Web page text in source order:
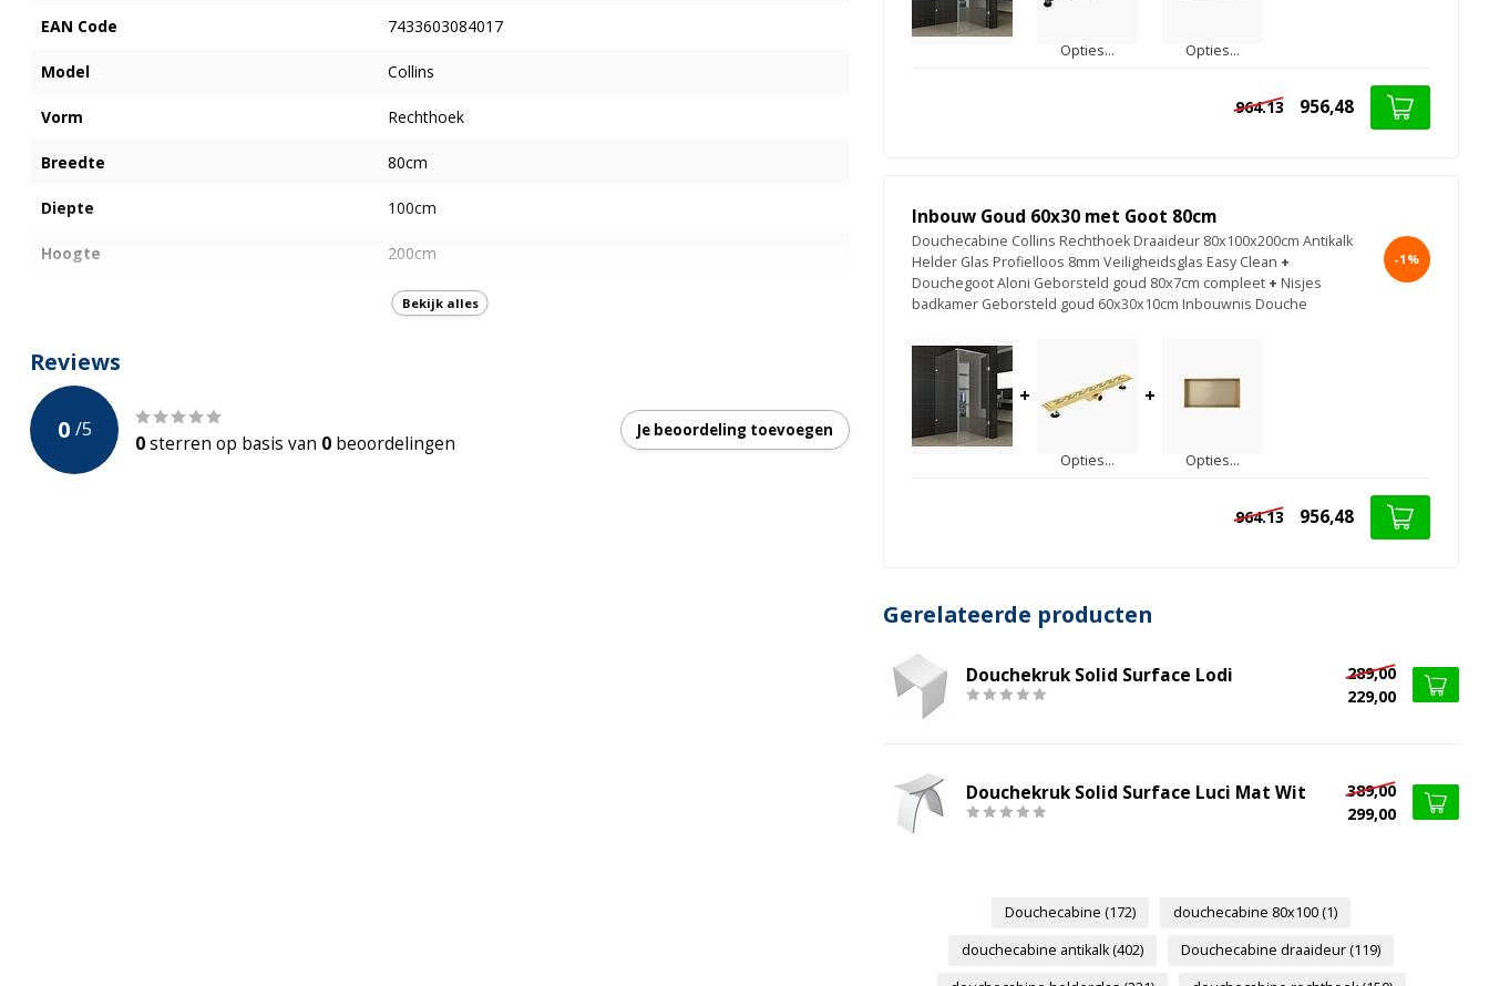
EAN Code 7433603084017
Model Collins
Vorm Rechthoek
Breedte 80cm
Diepte 100cm
Hoogte 200cm
Draaideur
Openingswijze deur
Afwerking Glas Helder Glas
Dikte glas
Bekijk alles
Reviews
0 /5
0sterren op basis van 0 beoordelingen
Je beoordeling toevoegen
Opties... Opties...
964.13 956,48
Inbouw Goud 60x30 met Goot 80cm
Douchecabine Collins Rechthoek Draaideur 80x100x200cm Antikalk
Helder Glas Profielloos 8mm Veiligheidsglas Easy Clean +
Douchegoot Aloni Geborsteld goud 80x7cm compleet + Nisjes
badkamer Geborsteld goud 60x30x10cm Inbouwnis Douche
-1%
+
Opties...
+
Opties...
964.13 956,48
Gerelateerde producten
Douchekruk Solid Surface Lodi
289,00
229,00
Douchekruk Solid Surface Luci Mat Wit
389,00
299,00
Douchecabine (172) douchecabine 80x100(1)
douchecabine antikalk(402) Douchecabine draaideur(119)